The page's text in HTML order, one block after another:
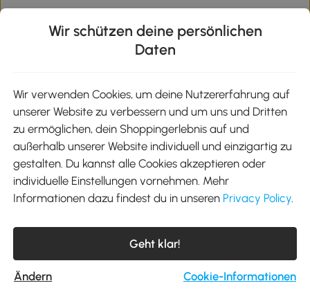
Aosom-App
Google Play
Tel.: +49 40 87408465
kontakt@aosom.de
Telefonservice Mo.-Fr. 9:00-17:30 Uhr
MH Handel GmbH, Wendenstraße 309, 20537 Hamburg
Wir schützen deine persönlichen
Daten
Wir verwenden Cookies, um deine Nutzererfahrung auf
unserer Website zu verbessern und um uns und Dritten
zu ermöglichen, dein Shoppingerlebnis auf und
außerhalb unserer Website individuell und einzigartig zu
gestalten. Du kannst alle Cookies akzeptieren oder
individuelle Einstellungen vornehmen. Mehr
Informationen dazu findest du in unseren Privacy Policy.
Geht klar!
Ändern Cookie-Informationen